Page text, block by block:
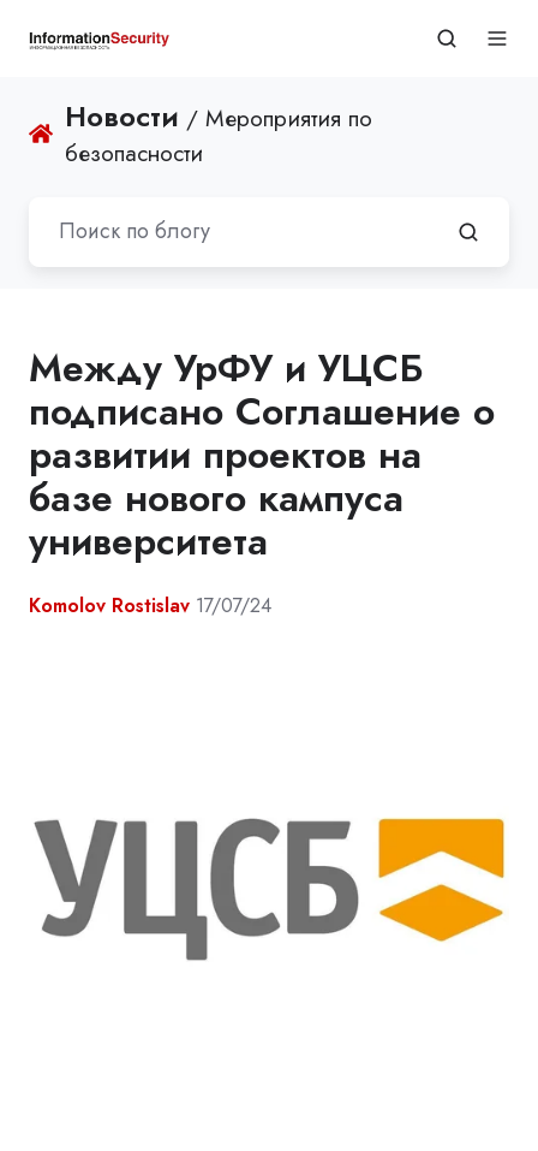
Новости / Мероприятия по
безопасности
Между УрФУ и УЦСБ
подписано Соглашение о
развитии проектов на
базе нового кампуса
университета
Komolov Rostislav 17/07/24